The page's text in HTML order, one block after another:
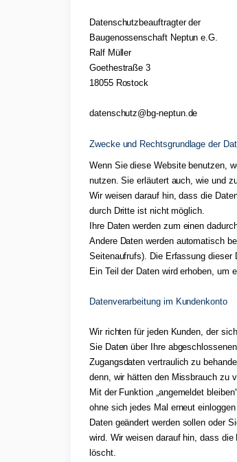
Datenschutzbeauftragter der
Baugenossenschaft Neptun e.G.
Ralf Müller
Goethestraße 3
18055 Rostock
datenschutz@bg-neptun.de
Zwecke und Rechtsgrundlage der
Wenn Sie diese Website benutzen,
nutzen. Sie erläutert auch, wie und
Wir weisen darauf hin, dass die
durch Dritte ist nicht möglich.
Ihre Daten werden zum einen
Andere Daten werden automatisch
Seitenaufrufs). Die Erfassung dieser
Ein Teil der Daten wird erhoben, um
Datenverarbeitung im Kundenkonto
Wir richten für jeden Kunden, der
Sie Daten über Ihre
Zugangsdaten vertraulich zu
denn, wir hätten den Missbrauch zu
Mit der Funktion „angemeldet
ohne sich jedes Mal erneut
Daten geändert werden sollen oder
wird. Wir weisen darauf hin, dass
löscht.